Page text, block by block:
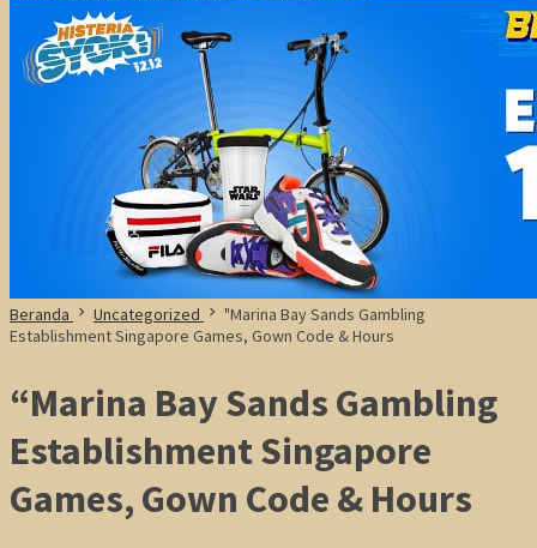
Beranda Uncategorized
"Marina Bay Sands Gambling
Establishment Singapore Games, Gown Code & Hours
“Marina Bay Sands Gambling
Establishment Singapore
Games, Gown Code & Hours